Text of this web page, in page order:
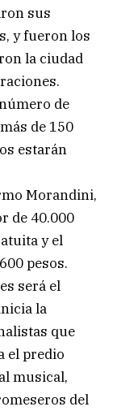
sus
y fueron los
la ciudad
de
de 150
estarán
Morandini,
de 40.000
y el
pesos.
será el
la
que
el predio
musical,
del